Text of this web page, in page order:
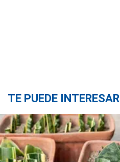
TE PUEDE INTERESAR